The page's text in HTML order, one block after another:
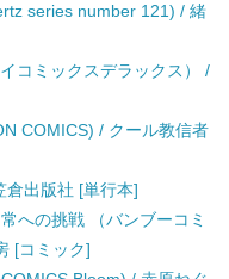
series number 121) / 緒
コミックスデラックス） /
COMICS) / クール教信者
倉出版社 [単行本]
への挑戦 （バンブーコミ
[コミック]